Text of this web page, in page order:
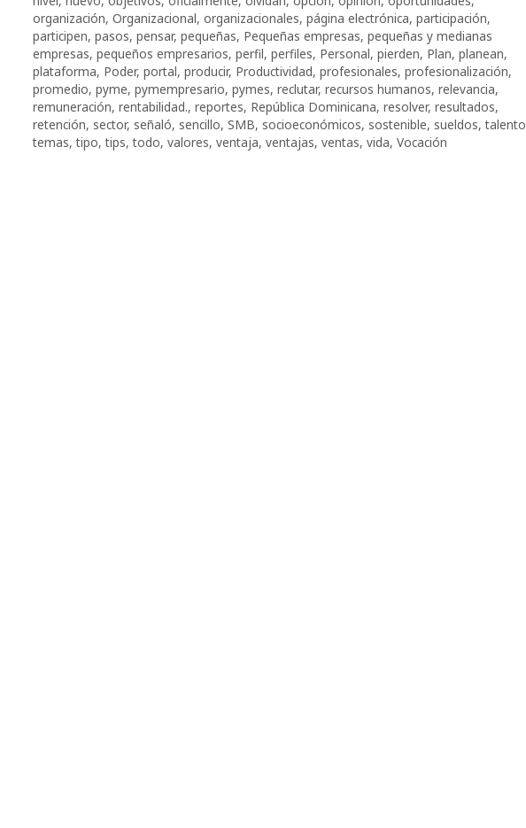
organización, Organizacional, organizacionales, página electrónica, participación,
participen, pasos, pensar, pequeñas, Pequeñas empresas, pequeñas y medianas
empresas, pequeños empresarios, perfil, perfiles, Personal, pierden, Plan, planean,
plataforma, Poder, portal, producir, Productividad, profesionales, profesionalización,
promedio, pyme, pymempresario, pymes, reclutar, recursos humanos, relevancia,
remuneración, rentabilidad., reportes, República Dominicana, resolver, resultados,
retención, sector, señaló, sencillo, SMB, socioeconómicos, sostenible, sueldos,talento
temas,tipo,tips,todo, valores, ventaja, ventajas, ventas, vida, Vocación